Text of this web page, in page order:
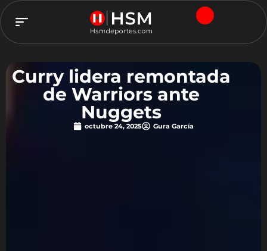
Curry lidera remontada
de Warriors ante
Nuggets
octubre 24, 2025 Gura García